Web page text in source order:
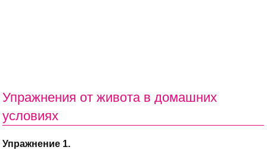
Упражнения от живота в домашних
условиях
Упражнение 1.